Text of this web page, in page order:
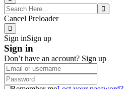
Cancel Preloader
Sign inSign up
Sign in
Don’t have an account? Sign up